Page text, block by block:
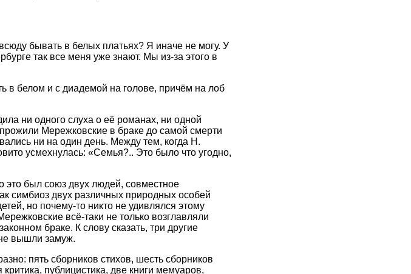
бывать в белых платьях? Я иначе не могу. У
так все меня уже знают. Мы из-за этого в
белом и с диадемой на голове, причём на лоб
ни одного слуха о её романах, ни одной
Мережковские в браке до самой смерти
ни на один день. Между тем, когда Н.
усмехнулась: «Семья?.. Это было что угодно,
это был союз двух людей, совместное
симбиоз двух различных природных особей
но почему-то никто не удивлялся этому
всё-таки не только возглавляли
браке. К слову сказать, три другие
вышли замуж.
пять сборников стихов, шесть сборников
публицистика, две книги мемуаров,